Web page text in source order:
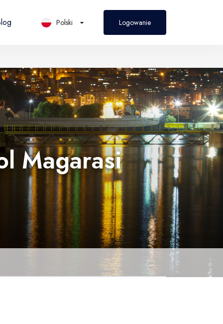
Polski Logowanie
Magarasi
PL
Polski